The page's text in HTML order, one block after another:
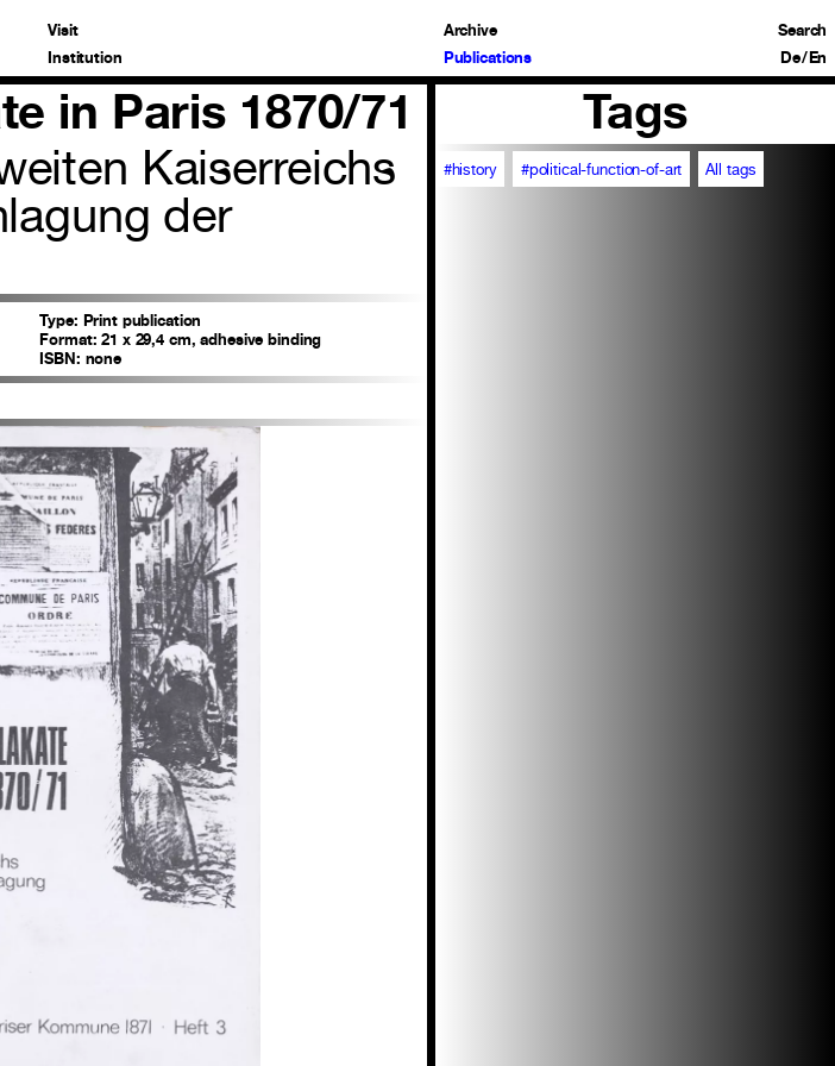
Visit
Institution
Archive
Publications
Search
De/En
in Paris 1870/71
Kaiserreichs
der
Type: Print publication
Format: 21 x 29,4 cm, adhesive binding
ISBN: none
Tags
#history #political-function-of-art All tags